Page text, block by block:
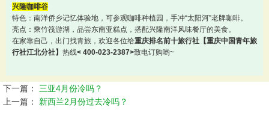
兴隆咖啡谷
特色：南洋侨乡记忆体验地，可参观咖啡种植园，手冲“太阳河”老牌咖啡。
亮点：乘竹筏游湖，品尝东南亚糕点，搭配兴隆南洋风味餐厅的美食。
在家靠自己，出门找青旅，欢迎各位给重庆排名前十旅行社【重庆中国青年旅
行社江北分社】 热线< 400-023-2387>致电订购哟~
下一篇： 三亚4月份冷吗？
上一篇： 新西兰2月份过去冷吗？